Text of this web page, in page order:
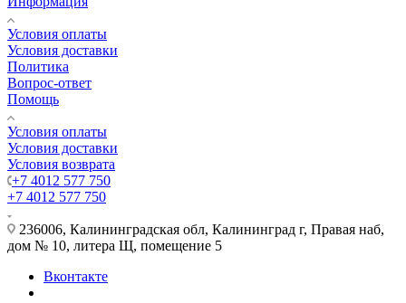
Условия оплаты
Условия доставки
Политика
Вопрос-ответ
Помощь
Условия оплаты
Условия доставки
Условия возврата
+7 4012 577 750
+7 4012 577 750
236006, Калининградская обл, Калининград г, Правая наб,
дом № 10, литера Щ, помещение 5
Вконтакте